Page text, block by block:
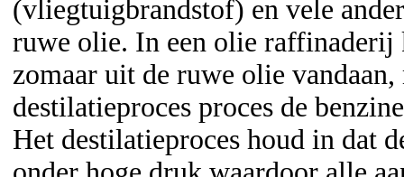
(vliegtuigbrandstof) en vele
ruwe olie. In een olie raffinaderij
zomaar uit de ruwe olie
destilatieproces proces de
Het destilatieproces houd in dat